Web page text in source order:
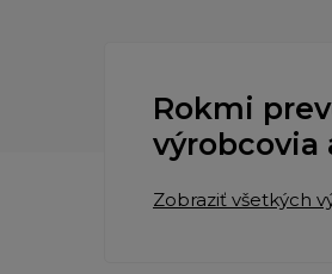
Rokmi
výrobcovia
Zobraziť všetkých